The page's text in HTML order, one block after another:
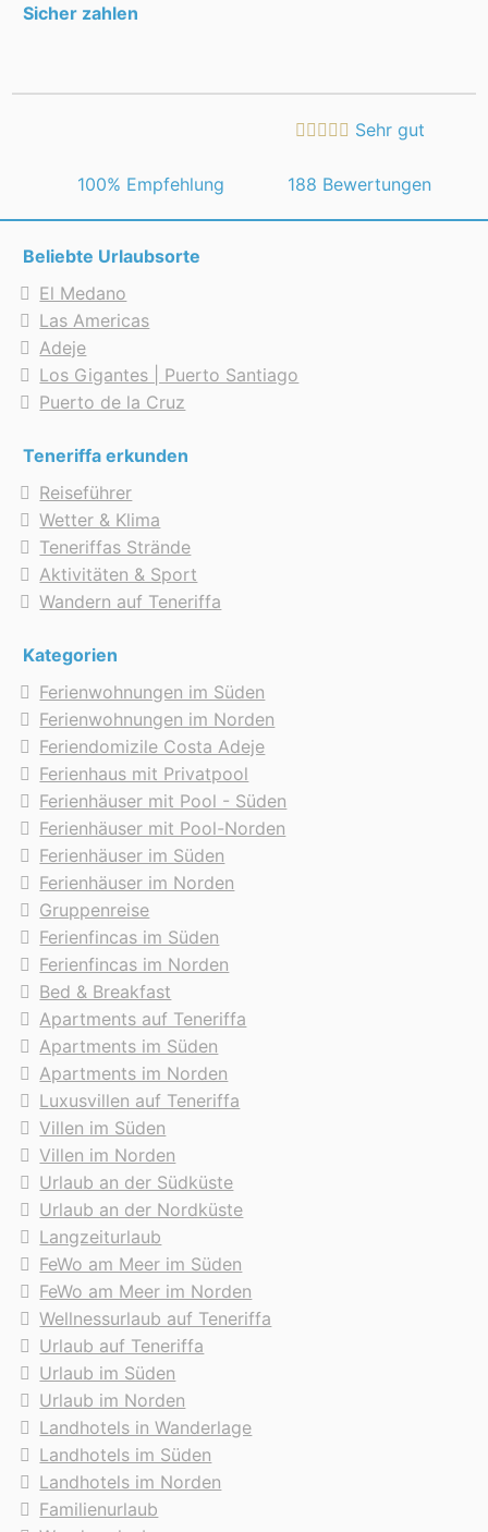
Sicher zahlen
Sehr gut
100% Empfehlung 188 Bewertungen
Beliebte Urlaubsorte
El Medano
Las Americas
Adeje
Los Gigantes | Puerto Santiago
Puerto de la Cruz
Teneriffa erkunden
Reiseführer
Wetter & Klima
Teneriffas Strände
Aktivitäten & Sport
Wandern auf Teneriffa
Kategorien
Ferienwohnungen im Süden
Ferienwohnungen im Norden
Feriendomizile Costa Adeje
Ferienhaus mit Privatpool
Ferienhäuser mit Pool - Süden
Ferienhäuser mit Pool-Norden
Ferienhäuser im Süden
Ferienhäuser im Norden
Gruppenreise
Ferienfincas im Süden
Ferienfincas im Norden
Bed & Breakfast
Apartments auf Teneriffa
Apartments im Süden
Apartments im Norden
Luxusvillen auf Teneriffa
Villen im Süden
Villen im Norden
Urlaub an der Südküste
Urlaub an der Nordküste
Langzeiturlaub
FeWo am Meer im Süden
FeWo am Meer im Norden
Wellnessurlaub auf Teneriffa
Urlaub auf Teneriffa
Urlaub im Süden
Urlaub im Norden
Landhotels in Wanderlage
Landhotels im Süden
Landhotels im Norden
Familienurlaub